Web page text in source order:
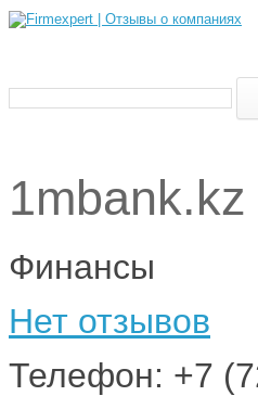
1mbank.kz
Финансы
Нет отзывов
Телефон: +7